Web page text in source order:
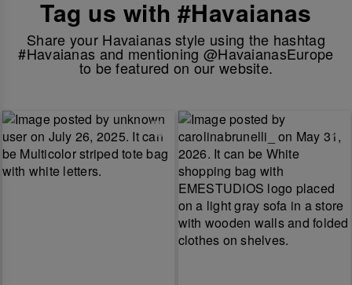
Tag us with #Havaianas
Share your Havaianas style using the hashtag
#Havaianas and mentioning @HavaianasEurope
to be featured on our website.